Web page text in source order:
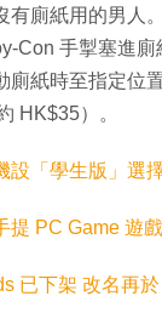
有廁紙用的男人
Con 手掣塞進
廁紙時至指定位
HK$35）。
設「學生版」選
提 PC Game 遊
已下架 改名再